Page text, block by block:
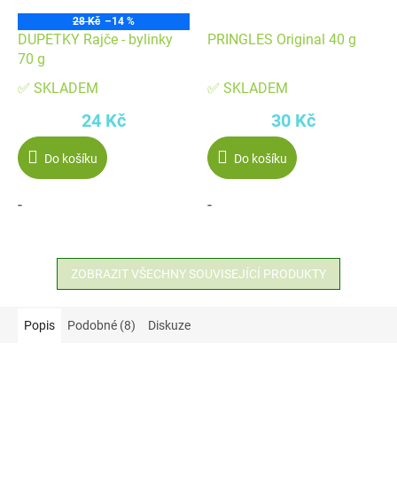
28 Kč –14 %
DUPETKY Rajče - bylinky
70 g
✅ SKLADEM
24 Kč
Do košíku
-
PRINGLES Original 40 g
✅ SKLADEM
30 Kč
Do košíku
-
ZOBRAZIT VŠECHNY SOUVISEJÍCÍ PRODUKTY
Popis Podobné (8) Diskuze